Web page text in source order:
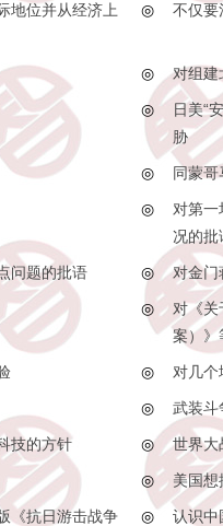
地位并从经济上
◎ 不仅要
◎ 对组建
◎
日美“
胁
◎ 同蒙哥
◎
对第一
况的批
问题的批语 ◎ 对金门
◎
对《
案）》
◎ 对几个
◎ 武装斗
技的方针 ◎ 世界大
◎ 美国想
《抗日游击战争 ◎ 认识中